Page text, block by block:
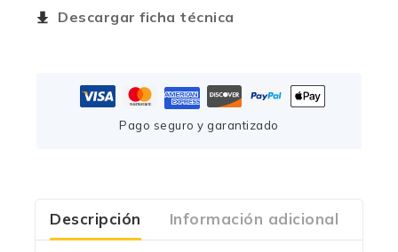
Descargar ficha técnica
Pago seguro y garantizado
Descripción Información adicional